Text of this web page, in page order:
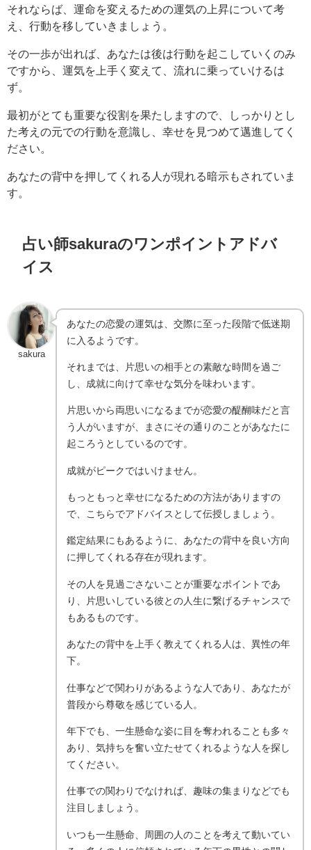
それならば、運命を変えるための運気の上昇について考
え、行動を移していきましょう。
その一歩が出れば、あなたは後は行動を起こしていくのみ
ですから、運気を上手く変えて、流れに乗っていけるは
ず。
最初がとても重要な役割を果たしますので、しっかりとし
た考えの元での行動を意識し、幸せを見つめて邁進してく
ださい。
あなたの背中を押してくれる人が現れる暗示もされていま
す。
占い師sakuraのワンポイントアドバ
イス
sakura
あなたの恋愛の運気は、交際に至った段階で低迷期
に入るようです。
それまでは、片思いの相手との素敵な時間を過ご
し、成就に向けて幸せな気分を味わいます。
片思いから両思いになるまでが恋愛の醍醐味だと言
う人がいますが、まさにその通りのことがあなたに
起ころうとしているのです。
成就がピークではいけません。
もっともっと幸せになるための方法がありますの
で、こちらでアドバイスとして伝授しましょう。
鑑定結果にもあるように、あなたの背中を良い方向
に押してくれる存在が現れます。
その人を見過ごさないことが重要なポイントであ
り、片思いしている彼との人生に繋げるチャンスで
もあるものです。
あなたの背中を上手く教えてくれる人は、異性の年
下。
仕事などで関わりがあるような人であり、あなたが
普段から尊敬を感じている人。
年下でも、一生懸命な姿に目を奪われることも多々
あり、気持ちを奮い立たせてくれるような人を探し
てください。
仕事での関わりでなければ、趣味の集まりなどでも
注目しましょう。
いつも一生懸命、周囲の人のことを考えて動いてい